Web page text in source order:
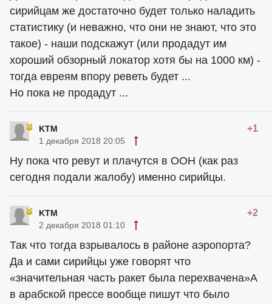
сирийцам же достаточно будет только наладить
статистику (и неважно, что они не знают, что это
такое) - наши подскажут (или продадут им
хороший обзорный локатор хотя бы на 1000 км) -
тогда евреям впору реветь будет ...
Но пока не продадут ...
KTM +1
1 декабря 2018 20:05
Ну пока что ревут и плачутся в ООН (как раз
сегодня подали жалобу) именно сирийцы.
KTM +2
2 декабря 2018 01:10
Так что тогда взрывалось в районе аэропорта?
Да и сами сирийцы уже говорят что
«значительная часть ракет была перехвачена»А
в арабской прессе вообще пишут что было